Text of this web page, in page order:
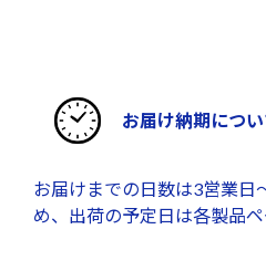
お届け納期につ
お届けまでの日数は3営業日
め、出荷の予定日は各製品ペ